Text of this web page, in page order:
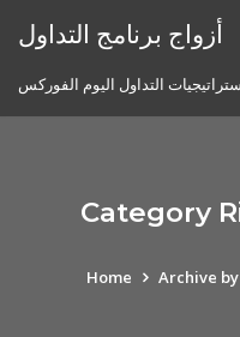
أزواج برنامج التداول
Category
Home Archive